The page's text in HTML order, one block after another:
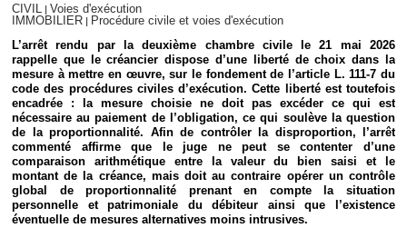
IT
CIVIL
Voies d'exécution
IMMOBILIER
Procédure civile et voies d'exécution
L’arrêt rendu par la deuxième chambre civile le 21 mai 2026
rappelle que le créancier dispose d’une liberté de choix dans la
mesure à mettre en œuvre, sur le fondement de l’article L. 111-7 du
code des procédures civiles d’exécution. Cette liberté est toutefois
encadrée : la mesure choisie ne doit pas excéder ce qui est
nécessaire au paiement de l’obligation, ce qui soulève la question
de la proportionnalité. Afin de contrôler la disproportion, l’arrêt
commenté affirme que le juge ne peut se contenter d’une
comparaison arithmétique entre la valeur du bien saisi et le
montant de la créance, mais doit au contraire opérer un contrôle
global de proportionnalité prenant en compte la situation
personnelle et patrimoniale du débiteur ainsi que l’existence
éventuelle de mesures alternatives moins intrusives.